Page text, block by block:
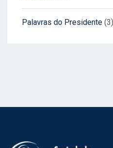
Palavras do Presidente (3)